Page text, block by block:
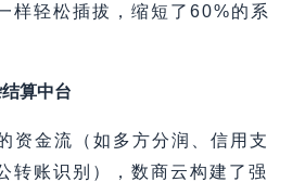
样轻松插拔，缩短了60%的系
算中台
资金流（如多方分润、信用支
转账识别），数商云构建了强